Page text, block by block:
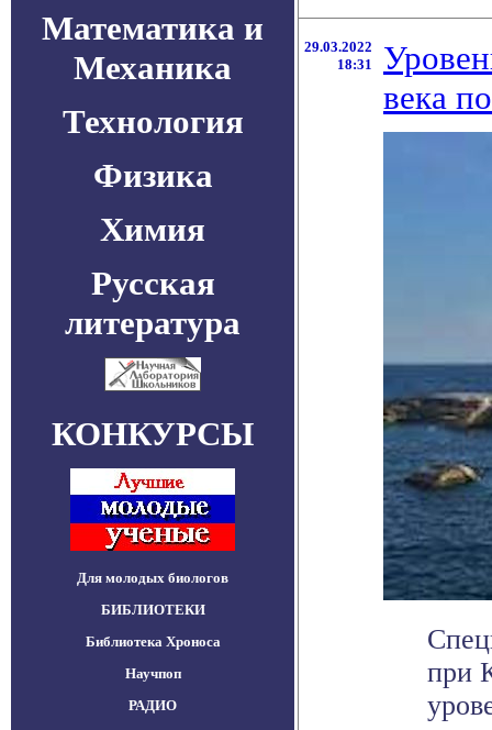
Математика и
Механика
Технология
Физика
Химия
Русская
литература
КОНКУРСЫ
Для молодых биологов
БИБЛИОТЕКИ
Библиотека Хроноса
Научпоп
РАДИО
29.03.2022
18:31
века
при